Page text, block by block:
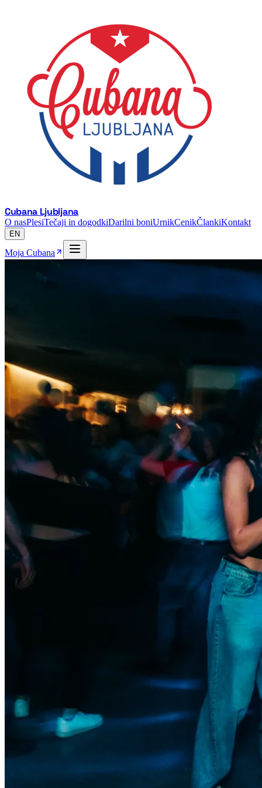
Cubana Ljubljana
O nasPlesiTečaji in dogodkiDarilni boniUrnikCenikČlankiKontakt
EN
Moja Cubana